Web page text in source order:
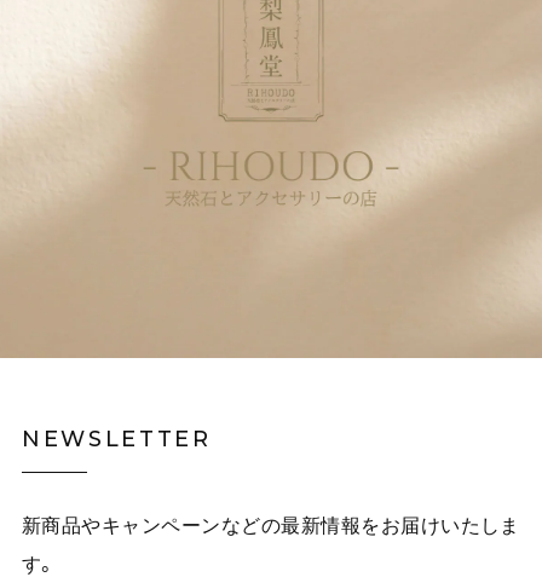
NEWSLETTER
新商品やキャンペーンなどの最新情報をお届けいたしま
す。